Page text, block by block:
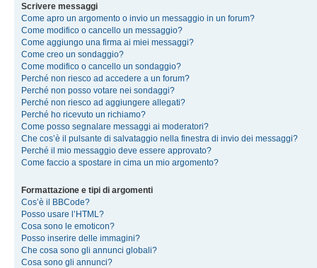
Scrivere messaggi
Come apro un argomento o invio un messaggio in un forum?
Come modifico o cancello un messaggio?
Come aggiungo una firma ai miei messaggi?
Come creo un sondaggio?
Come modifico o cancello un sondaggio?
Perché non riesco ad accedere a un forum?
Perché non posso votare nei sondaggi?
Perché non riesco ad aggiungere allegati?
Perché ho ricevuto un richiamo?
Come posso segnalare messaggi ai moderatori?
Che cos’è il pulsante di salvataggio nella finestra di invio dei messaggi?
Perché il mio messaggio deve essere approvato?
Come faccio a spostare in cima un mio argomento?
Formattazione e tipi di argomenti
Cos’è il BBCode?
Posso usare l’HTML?
Cosa sono le emoticon?
Posso inserire delle immagini?
Che cosa sono gli annunci globali?
Cosa sono gli annunci?